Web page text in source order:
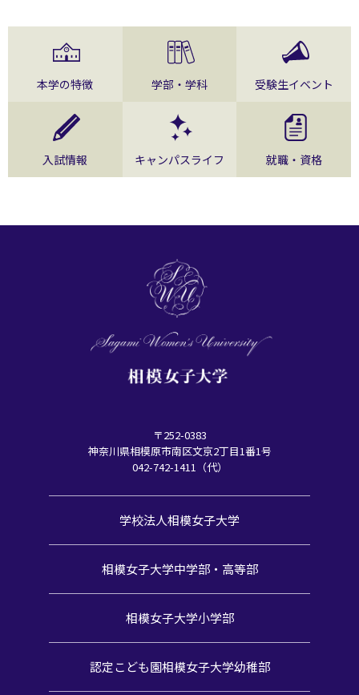
本学の特徴 学部・学科 受験生イベント
入試情報 キャンパスライフ 就職・資格
〒252-0383
神奈川県相模原市南区文京2丁目1番1号
042-742-1411（代）
学校法人相模女子大学
相模女子大学中学部・高等部
相模女子大学小学部
認定こども園相模女子大学幼稚部